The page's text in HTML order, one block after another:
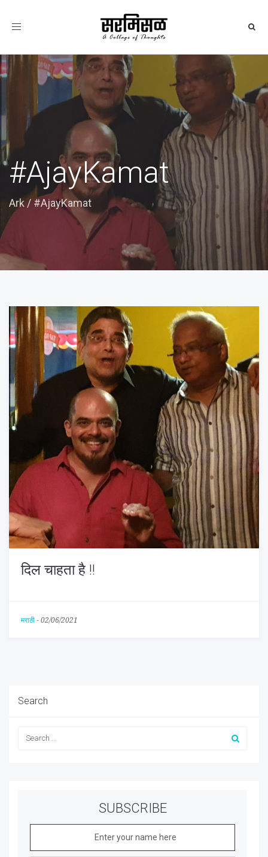
Toggle
#AjayKamat
Ark/ #AjayKamat
दिल चाहता है !!
मराठी - 02/06/2021
Search
SUBSCRIBE